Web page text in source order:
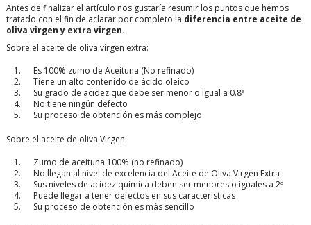
Antes de finalizar el artículo nos gustaría resumir los puntos que hemos
tratado con el fin de aclarar por completo la diferencia entre aceite de
oliva virgen y extra virgen.
Sobre el aceite de oliva virgen extra:
Es 100% zumo de Aceituna (No refinado)
Tiene un alto contenido de ácido oleico
Su grado de acidez que debe ser menor o igual a 0.8ª
No tiene ningún defecto
Su proceso de obtención es más complejo
Sobre el aceite de oliva Virgen:
Zumo de aceituna 100% (no refinado)
No llegan al nivel de excelencia del Aceite de Oliva Virgen Extra
Sus niveles de acidez química deben ser menores o iguales a 2º
Puede llegar a tener defectos en sus características
Su proceso de obtención es más sencillo